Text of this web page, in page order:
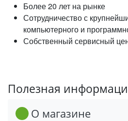
Более 20 лет на рынке
Сотрудничество с
компьютерного и
Собственный сервисный
Полезная
О магазине